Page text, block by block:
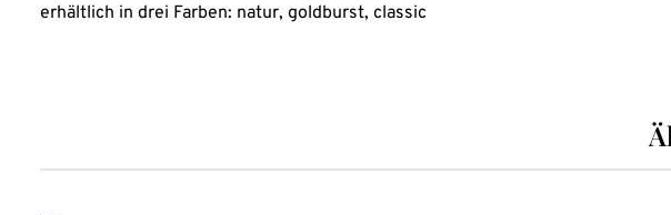
erhältlich in drei Farben: natur, goldburst, classic